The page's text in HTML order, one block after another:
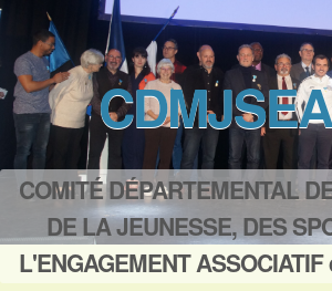
COMITÉ DÉPARTEMENTAL
DE LA JEUNESSE, DES
L'ENGAGEMENT